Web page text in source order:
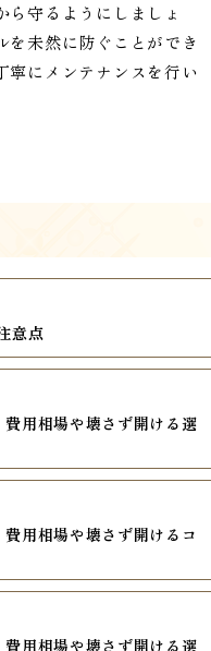
守るようにしましょ
を未然に防ぐことができ
寧にメンテナンスを行い
意点
用相場や壊さず開ける選
用相場や壊さず開けるコ
用相場や壊さず開ける選